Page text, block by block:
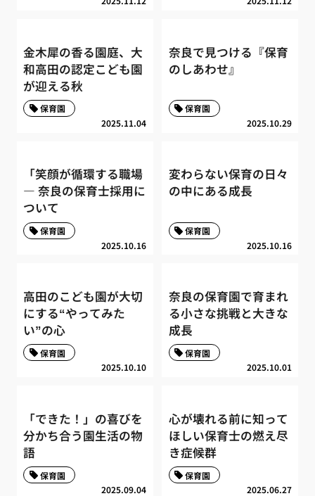
金木犀の香る園庭、大
和高田の認定こども園
が迎える秋
2025.11.04
保育園
奈良で見つける『保育
のしあわせ』
2025.10.29
保育園
「笑顔が循環する職場
― 奈良の保育士採用に
ついて
2025.10.16
保育園
変わらない保育の日々
の中にある成長
2025.10.16
保育園
高田のこども園が大切
にする“やってみた
い”の心
2025.10.10
保育園
奈良の保育園で育まれ
る小さな挑戦と大きな
成長
2025.10.01
保育園
「できた！」の喜びを
分かち合う園生活の物
語
2025.09.04
保育園
心が壊れる前に知って
ほしい保育士の燃え尽
き症候群
2025.06.27
保育園